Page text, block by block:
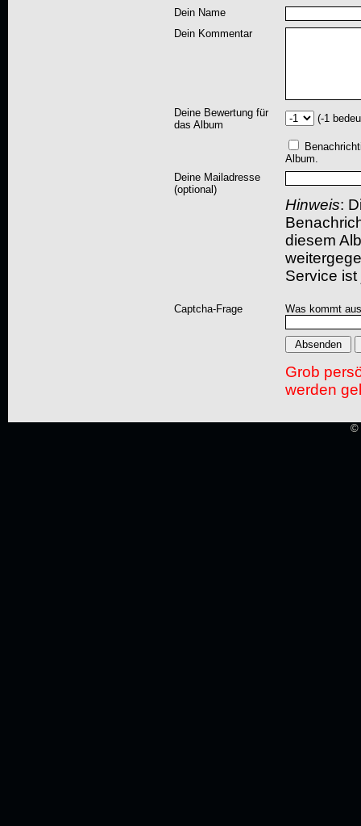
Dein Name
Dein Kommentar
Deine Bewertung für
das Album
(-1
Album.
Deine Mailadresse
(optional)
Hinweis:
diesem
Service
Captcha-Frage Was kommt
Grob
werden
©